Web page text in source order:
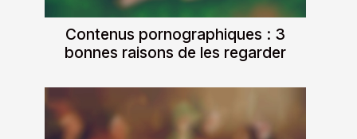
Contenus pornographiques : 3
bonnes raisons de les regarder